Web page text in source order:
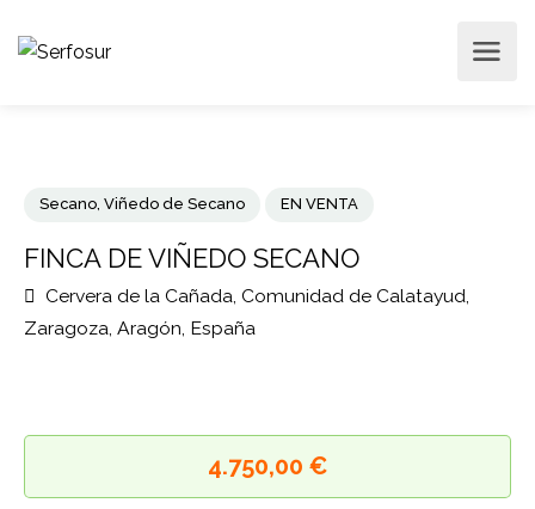
Cervera de la Cañada, Comunidad de Calatayud,
4.750,00 €